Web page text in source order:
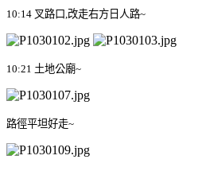
10:14 叉路口 改走右方日人路~
10:21 土地公廟~
路徑平坦好走~